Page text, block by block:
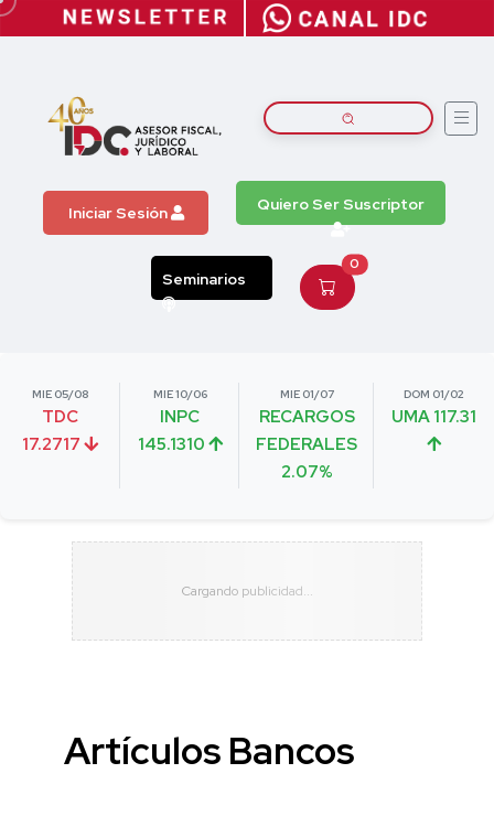
Iniciar Sesión Quiero Ser Suscriptor
Seminarios
0
MIE 05/08
TDC
17.2717
MIE 10/06
INPC
145.1310
MIE 01/07
RECARGOS
FEDERALES
2.07%
DOM 01/02
UMA 117.31
Artículos Bancos